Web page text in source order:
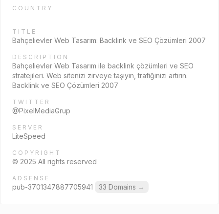
COUNTRY
TITLE
Bahçelievler Web Tasarım: Backlink ve SEO Çözümleri 2007
DESCRIPTION
Bahçelievler Web Tasarım ile backlink çözümleri ve SEO
stratejileri. Web sitenizi zirveye taşıyın, trafiğinizi artırın.
Backlink ve SEO Çözümleri 2007
TWITTER
@PixelMediaGrup
SERVER
LiteSpeed
COPYRIGHT
© 2025 All rights reserved
ADSENSE
pub-3701347887705941 33 Domains →